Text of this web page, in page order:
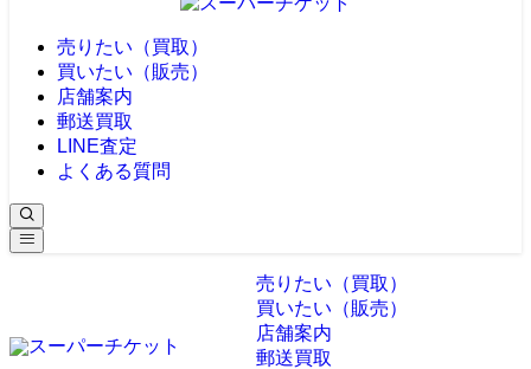
売りたい（買取）
買いたい（販売）
店舗案内
郵送買取
LINE査定
よくある質問
売りたい（買取）
買いたい（販売）
店舗案内
郵送買取